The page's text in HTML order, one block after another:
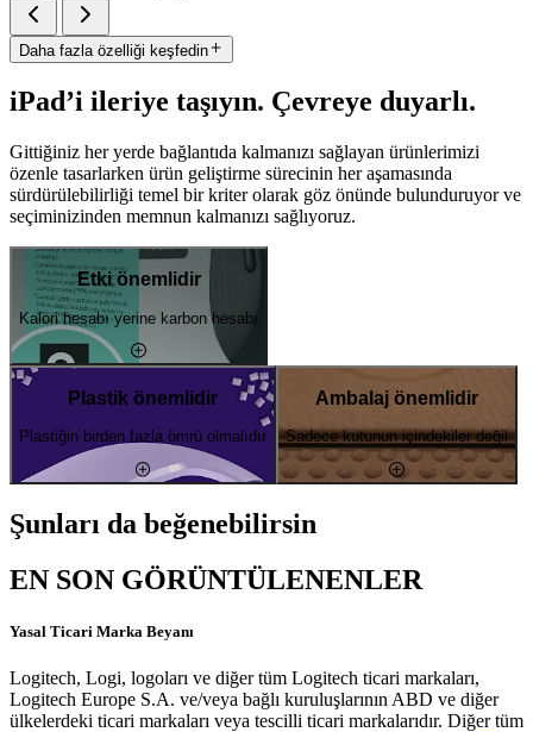
Daha fazla özelliği keşfedin
iPad’i ileriye taşıyın. Çevreye duyarlı.
Gittiğiniz her yerde bağlantıda kalmanızı sağlayan ürünlerimizi
özenle tasarlarken ürün geliştirme sürecinin her aşamasında
sürdürülebilirliği temel bir kriter olarak göz önünde bulunduruyor ve
seçiminizinden memnun kalmanızı sağlıyoruz.
Etki önemlidir
Kalori hesabı yerine karbon hesabı
Plastik önemlidir
Plastiğin birden fazla ömrü olmalıdır
Ambalaj önemlidir
Sadece kutunun içindekiler değil
Şunları da beğenebilirsin
EN SON GÖRÜNTÜLENENLER
Yasal Ticari Marka Beyanı
Logitech, Logi, logoları ve diğer tüm Logitech ticari markaları,
Logitech Europe S.A. ve/veya bağlı kuruluşlarının ABD ve diğer
ülkelerdeki ticari markaları veya tescilli ticari markalarıdır. Diğer tüm